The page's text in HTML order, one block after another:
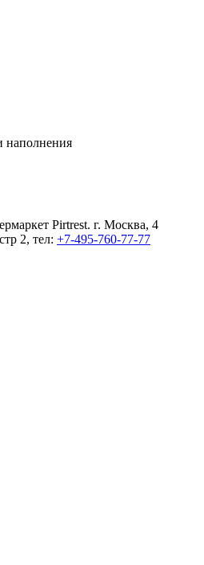
наполнения
Pirtrest. г. Москва, 4
2, тел: +7-495-760-77-77